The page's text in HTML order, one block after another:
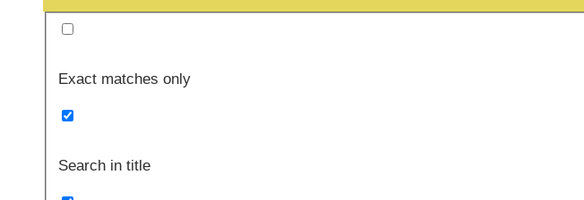
Exact matches only
Search in title